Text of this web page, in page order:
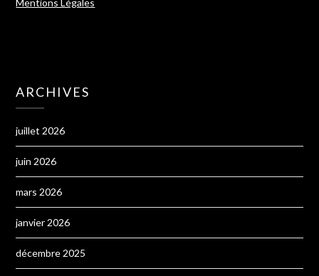
ARCHIVES
juillet 2026
juin 2026
mars 2026
janvier 2026
décembre 2025